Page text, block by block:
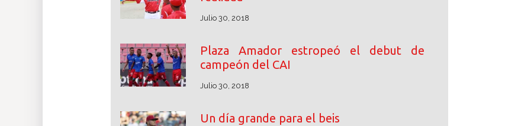
Julio 30, 2018
Plaza Amador estropeó el debut de
campeón del CAI
Julio 30, 2018
Un día grande para el beis